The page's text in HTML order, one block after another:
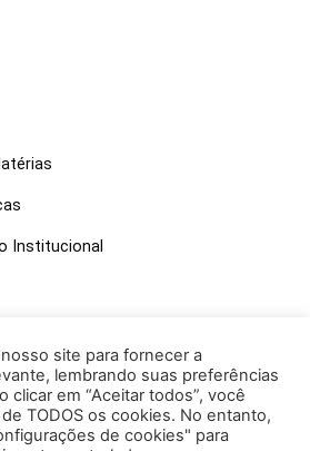
Institucional
site para fornecer a
lembrando suas preferências
clicar em “Aceitar todos”, você
TODOS os cookies. No entanto,
de cookies" para